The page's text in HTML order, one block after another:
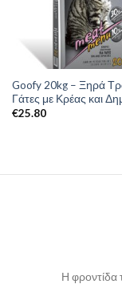
Goofy 20kg – Ξηρά
Γάτες με Κρέας και
€25.80
Η